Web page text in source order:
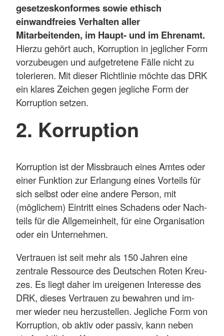
gesetzeskonformes sowie ethisch
einwandfreies Verhalten aller
Mitarbeitenden, im Haupt- und im Ehrenamt.
Hierzu gehört auch, Korruption in jeglicher Form
vorzubeugen und aufgetretene Fälle nicht zu
tolerieren. Mit dieser Richtlinie möchte das DRK
ein klares Zeichen gegen jegliche Form der
Korruption setzen.
2. Korruption
Korruption ist der Missbrauch eines Amtes oder
einer Funktion zur Erlangung eines Vorteils für
sich selbst oder eine andere Person, mit
(möglichem) Eintritt eines Schadens oder Nach-
teils für die Allgemeinheit, für eine Organisation
oder ein Unternehmen.
Vertrauen ist seit mehr als 150 Jahren eine
zentrale Ressource des Deutschen Roten Kreu-
zes. Es liegt daher im ureigenen Interesse des
DRK, dieses Vertrauen zu bewahren und im-
mer wieder neu herzustellen. Jegliche Form von
Korruption, ob aktiv oder passiv, kann neben